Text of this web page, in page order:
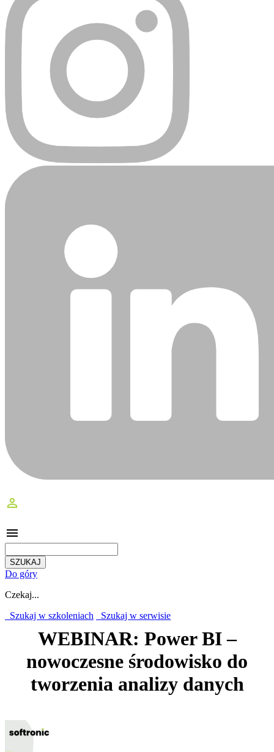
perm_identity
menu
Do góry
Czekaj...
Szukaj w szkoleniach
Szukaj w serwisie
WEBINAR: Power BI –
nowoczesne środowisko do
tworzenia analizy danych